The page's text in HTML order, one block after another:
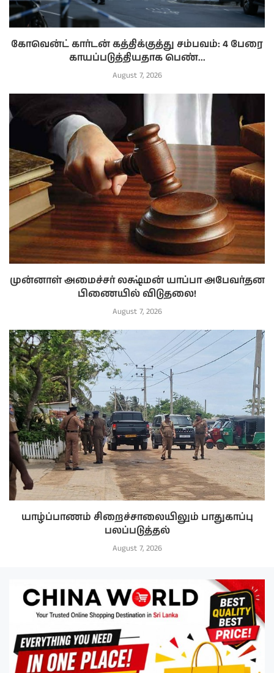
கோவென்ட் கார்டன் கத்திக்குத்து சம்பவம்: 4 பேரை
காயப்படுத்தியதாக பெண்...
August 7, 2026
முன்னாள் அமைச்சர் லக்ஷ்மன் யாப்பா அபேவர்தன
பிணையில் விடுதலை!
August 7, 2026
யாழ்ப்பாணம் சிறைச்சாலையிலும் பாதுகாப்பு
பலப்படுத்தல்
August 7, 2026